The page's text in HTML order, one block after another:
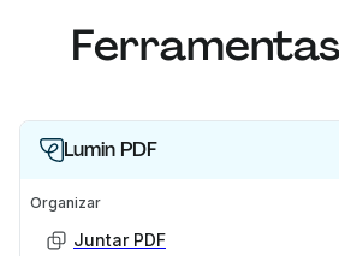
Lumin PDF
Organizar
Juntar PDF